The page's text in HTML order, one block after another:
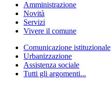
Amministrazione
Novità
Servizi
Vivere il comune
Comunicazione istituzionale
Urbanizzazione
Assistenza sociale
Tutti gli argomenti...